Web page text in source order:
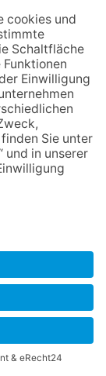
ist eine
früh für
fördert nicht
und
Gabriela